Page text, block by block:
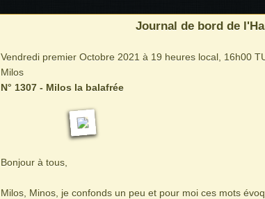
Journal de bord de
Vendredi premier Octobre 2021 à 19 heures local, 16h00
Milos
N° 1307 - Milos la balafrée
Bonjour à tous,
Milos, Minos, je confonds un peu et pour moi ces mots